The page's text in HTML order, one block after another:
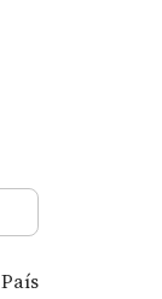
País